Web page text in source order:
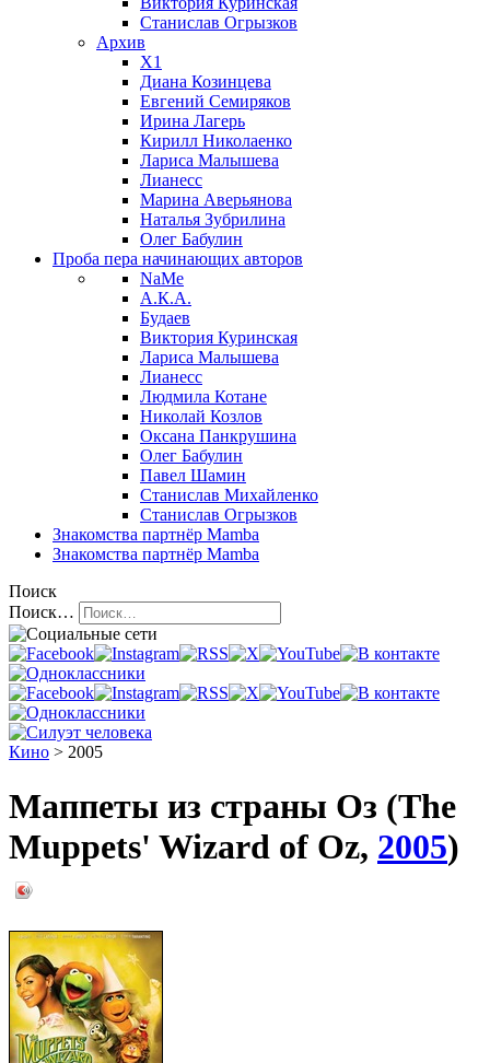
Станислав Огрызков
Архив
X1
Диана Козинцева
Евгений Семиряков
Ирина Лагерь
Кирилл Николаенко
Лариса Малышева
Лианесс
Марина Аверьянова
Наталья Зубрилина
Олег Бабулин
Проба пера начинающих авторов
NaMe
А.К.А.
Будаев
Виктория Куринская
Лариса Малышева
Лианесс
Людмила Котане
Николай Козлов
Оксана Панкрушина
Олег Бабулин
Павел Шамин
Станислав Михайленко
Станислав Огрызков
Знакомства партнёр Mamba
Знакомства партнёр Mamba
Поиск
Поиск…
Кино > 2005
Маппеты из страны Оз (The
Muppets' Wizard of Oz, 2005)